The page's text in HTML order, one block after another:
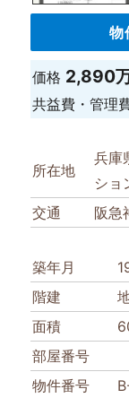
物
価格 2,890
共益費・管理
所在地
兵庫
ショ
交通
阪急
築年月
階建
面積
部屋番号
物件番号